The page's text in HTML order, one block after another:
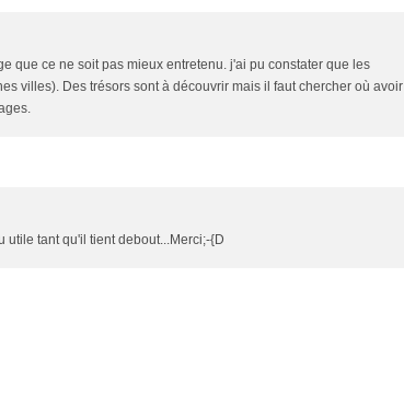
que ce ne soit pas mieux entretenu. j'ai pu constater que les
villes). Des trésors sont à découvrir mais il faut chercher où avoir
tant qu'il tient debout...Merci;-{D